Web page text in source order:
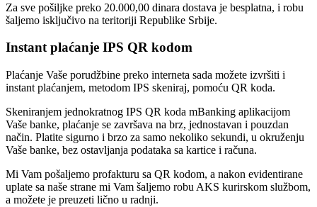
Za sve pošiljke preko 20.000,00 dinara dostava je besplatna, i robu
šaljemo isključivo na teritoriji Republike Srbije.
Instant plaćanje IPS QR kodom
Plaćanje Vaše porudžbine preko interneta sada možete izvršiti i
instant plaćanjem, metodom IPS skeniraj, pomoću QR koda.
Skeniranjem jednokratnog IPS QR koda mBanking aplikacijom
Vaše banke, plaćanje se završava na brz, jednostavan i pouzdan
način. Platite sigurno i brzo za samo nekoliko sekundi, u okruženju
Vaše banke, bez ostavljanja podataka sa kartice i računa.
Mi Vam pošaljemo profakturu sa QR kodom, a nakon evidentirane
uplate sa naše strane mi Vam šaljemo robu AKS kurirskom službom,
a možete je preuzeti lično u radnji.